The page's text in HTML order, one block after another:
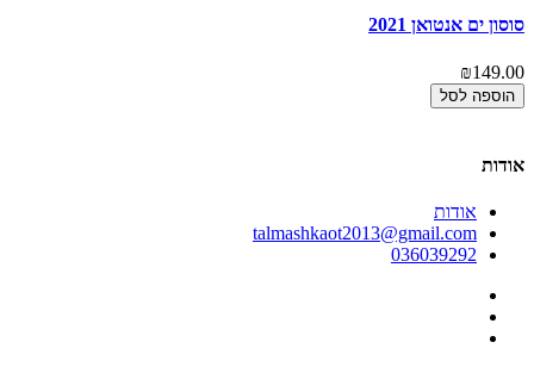
סוסון ים אנטואן 2021
₪149.00
הוספה לסל
אודות
אודות
talmashkaot2013@gmail.com
036039292